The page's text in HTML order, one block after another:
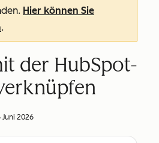
Hier können Sie
.
der HubSpot-
Juni 2026